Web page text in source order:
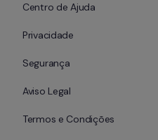
Centro de Ajuda
Privacidade
Segurança
Aviso Legal
Termos e Condições